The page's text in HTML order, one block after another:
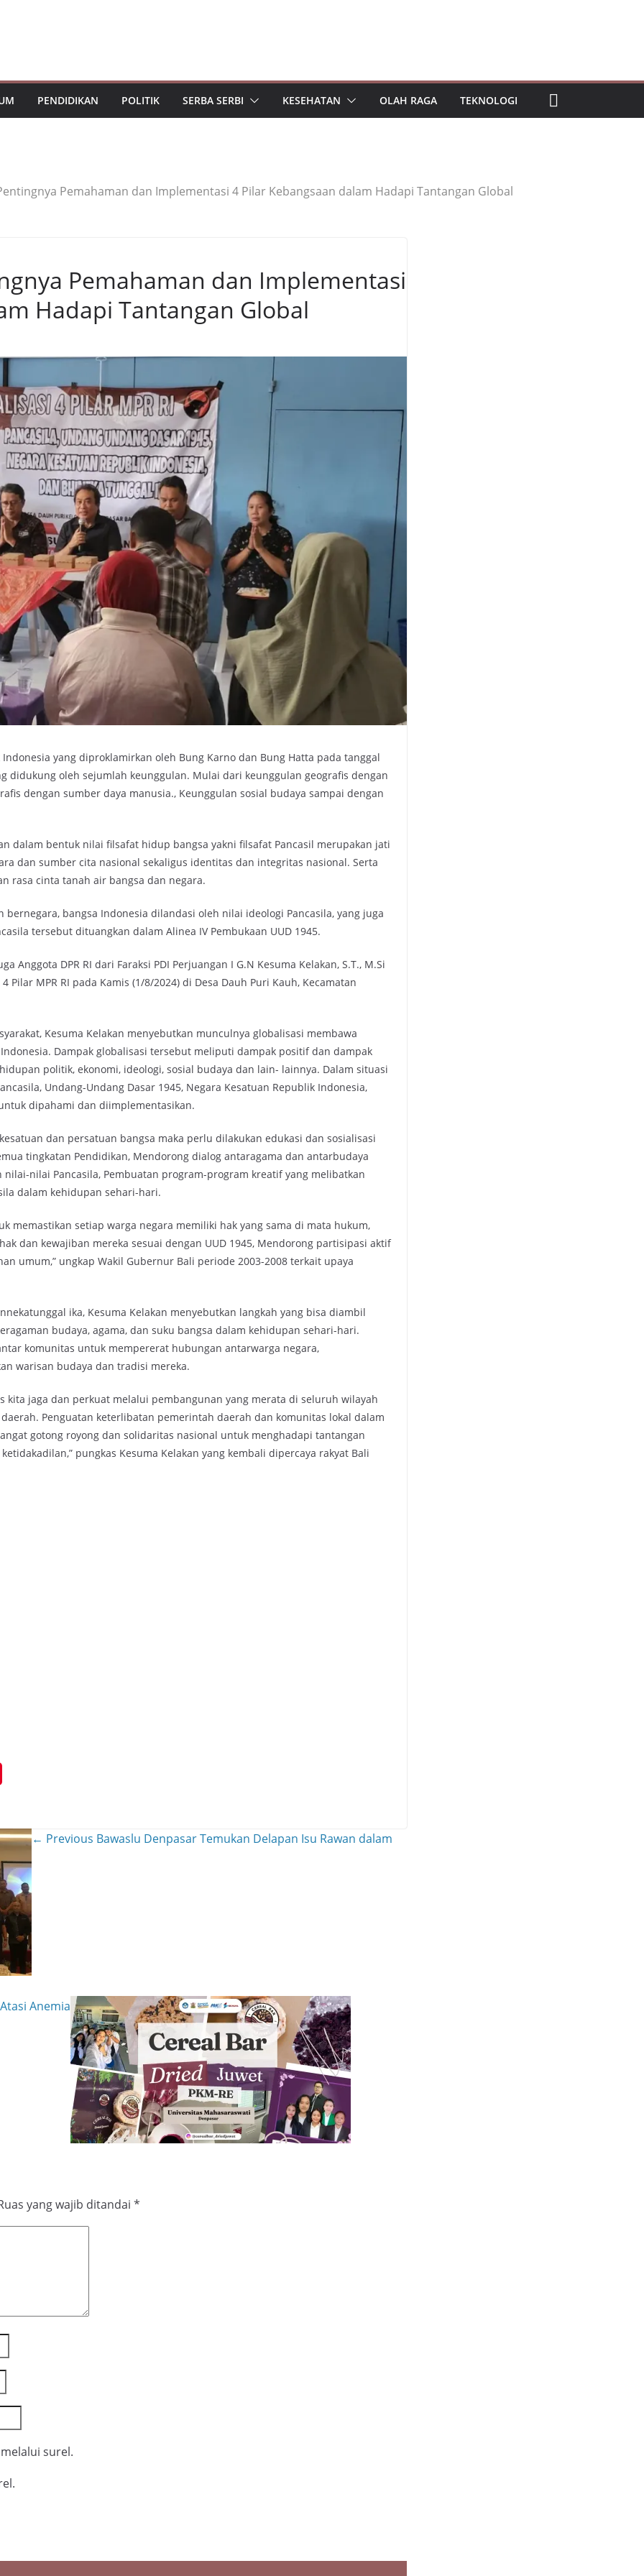
PENDIDIKAN POLITIK SERBA SERBI KESEHATAN OLAH RAGA TEKNOLOGI
Pemahaman dan Implementasi 4 Pilar Kebangsaan dalam Hadapi Tantangan Global
Pemahaman dan Implementasi
Hadapi Tantangan Global
Indonesia yang diproklamirkan oleh Bung Karno dan Bung Hatta pada tanggal
didukung oleh sejumlah keunggulan. Mulai dari keunggulan geografis dengan
dengan sumber daya manusia., Keunggulan sosial budaya sampai dengan
dalam bentuk nilai filsafat hidup bangsa yakni filsafat Pancasil merupakan jati
dan sumber cita nasional sekaligus identitas dan integritas nasional. Serta
rasa cinta tanah air bangsa dan negara.
bangsa Indonesia dilandasi oleh nilai ideologi Pancasila, yang juga
tersebut dituangkan dalam Alinea IV Pembukaan UUD 1945.
Anggota DPR RI dari Faraksi PDI Perjuangan I G.N Kesuma Kelakan, S.T., M.Si
MPR RI pada Kamis (1/8/2024) di Desa Dauh Puri Kauh, Kecamatan
Kesuma Kelakan menyebutkan munculnya globalisasi membawa
Dampak globalisasi tersebut meliputi dampak positif dan dampak
politik, ekonomi, ideologi, sosial budaya dan lain- lainnya. Dalam situasi
Undang-Undang Dasar 1945, Negara Kesatuan Republik Indonesia,
dipahami dan diimplementasikan.
dan persatuan bangsa maka perlu dilakukan edukasi dan sosialisasi
tingkatan Pendidikan, Mendorong dialog antaragama dan antarbudaya
nilai Pancasila, Pembuatan program-program kreatif yang melibatkan
dalam kehidupan sehari-hari.
memastikan setiap warga negara memiliki hak yang sama di mata hukum,
dan kewajiban mereka sesuai dengan UUD 1945, Mendorong partisipasi aktif
umum,” ungkap Wakil Gubernur Bali periode 2003-2008 terkait upaya
ika, Kesuma Kelakan menyebutkan langkah yang bisa diambil
budaya, agama, dan suku bangsa dalam kehidupan sehari-hari.
komunitas untuk mempererat hubungan antarwarga negara,
warisan budaya dan tradisi mereka.
kita jaga dan perkuat melalui pembangunan yang merata di seluruh wilayah
Penguatan keterlibatan pemerintah daerah dan komunitas lokal dalam
gotong royong dan solidaritas nasional untuk menghadapi tantangan
pungkas Kesuma Kelakan yang kembali dipercaya rakyat Bali
← Previous Bawaslu Denpasar Temukan Delapan Isu Rawan dalam
Anemia
yang wajib ditandai *
surel.